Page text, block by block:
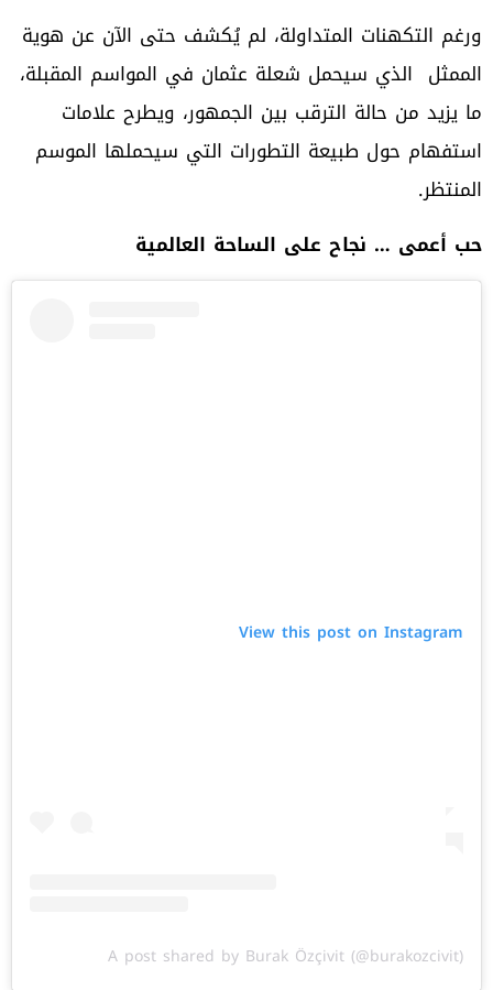
ورغم التكهنات المتداولة، لم يُكشف حتى الآن عن هوية
الممثل الذي سيحمل شعلة عثمان في المواسم المقبلة،
ما يزيد من حالة الترقب بين الجمهور، ويطرح علامات
استفهام حول طبيعة التطورات التي سيحملها الموسم
المنتظر.
حب أعمى … نجاح على الساحة العالمية
View this post on Instagram
A post shared by Burak Özçivit (@burakozcivit)